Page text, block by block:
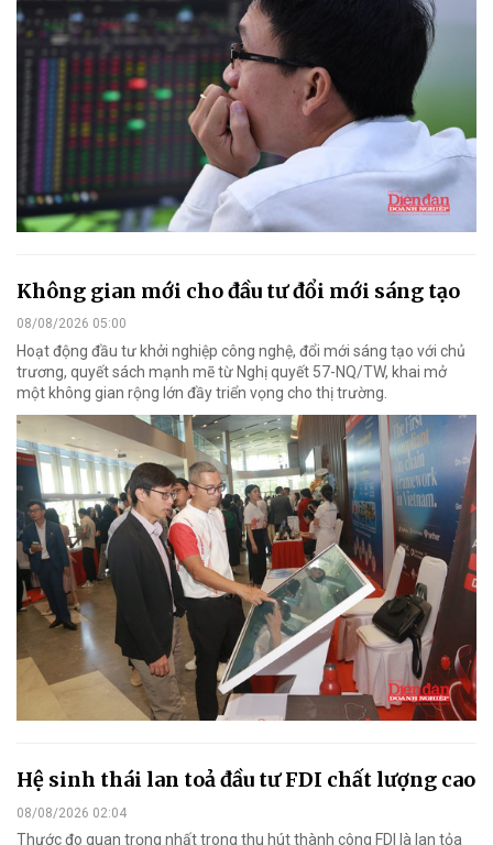
Không gian mới cho đầu tư đổi mới sáng tạo
08/08/2026 05:00
Hoạt động đầu tư khởi nghiệp công nghệ, đổi mới sáng tạo với chủ
trương, quyết sách mạnh mẽ từ Nghị quyết 57-NQ/TW, khai mở
một không gian rộng lớn đầy triển vọng cho thị trường.
Hệ sinh thái lan toả đầu tư FDI chất lượng cao
08/08/2026 02:04
Thước đo quan trọng nhất trong thu hút thành công FDI là lan tỏa